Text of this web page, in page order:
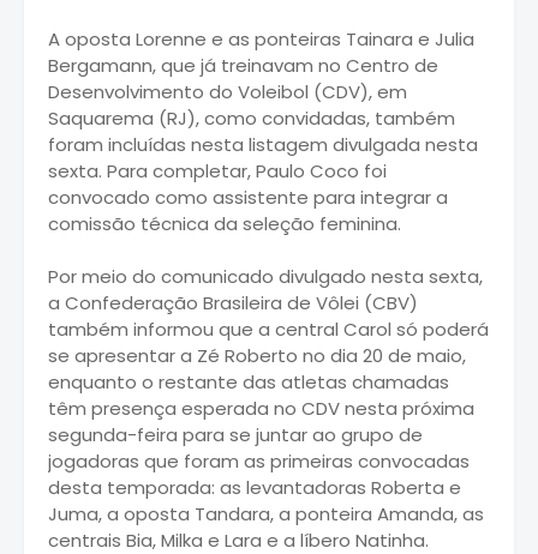
A oposta Lorenne e as ponteiras Tainara e Julia
Bergamann, que já treinavam no Centro de
Desenvolvimento do Voleibol (CDV), em
Saquarema (RJ), como convidadas, também
foram incluídas nesta listagem divulgada nesta
sexta. Para completar, Paulo Coco foi
convocado como assistente para integrar a
comissão técnica da seleção feminina.
Por meio do comunicado divulgado nesta sexta,
a Confederação Brasileira de Vôlei (CBV)
também informou que a central Carol só poderá
se apresentar a Zé Roberto no dia 20 de maio,
enquanto o restante das atletas chamadas
têm presença esperada no CDV nesta próxima
segunda-feira para se juntar ao grupo de
jogadoras que foram as primeiras convocadas
desta temporada: as levantadoras Roberta e
Juma, a oposta Tandara, a ponteira Amanda, as
centrais Bia, Milka e Lara e a líbero Natinha.